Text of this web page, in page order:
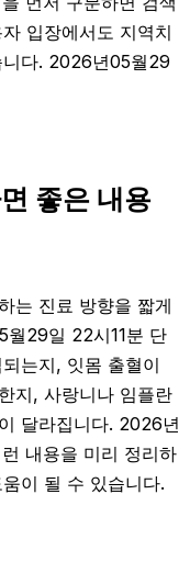
입장에서도 지역치
니다. 2026년05월29
좋은 내용
는 진료 방향을 짧게
월29일 22시11분 단
는지, 잇몸 출혈이
지, 사랑니나 임플란
달라집니다. 2026년
내용을 미리 정리하
이 될 수 있습니다.